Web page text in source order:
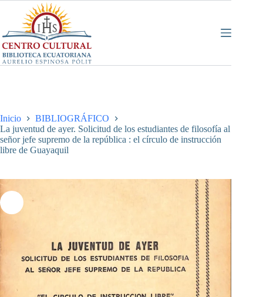
contenido
Inicio
BIBLIOGRÁFICO
La juventud de ayer. Solicitud de los estudiantes de filosofía al
señor jefe supremo de la república : el círculo de instrucción
libre de Guayaquil